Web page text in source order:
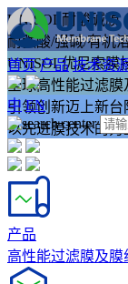
首页 产品 技术资
中 EN
UNISOL耐酸碱膜
耐强酸/强碱/有机
UNISOL优尼索膜
全球高性能过滤
引领创新迈上新台
以先进膜技术的
产品
高性能过滤膜及膜